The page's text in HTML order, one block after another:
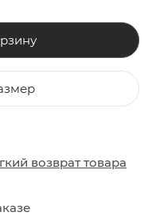
возврат товара